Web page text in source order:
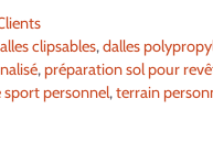
clipsables,dalles
,préparation sol pour
sport personnel,terrain